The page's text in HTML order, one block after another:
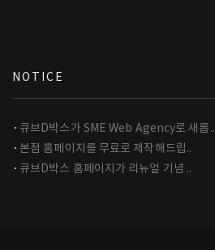
NOTICE
큐브D박스가 SME Web Agency로 새롭..
본점 홈페이지를 무료로 제작해드립..
큐브D박스 홈페이지가 리뉴얼 기념 ..